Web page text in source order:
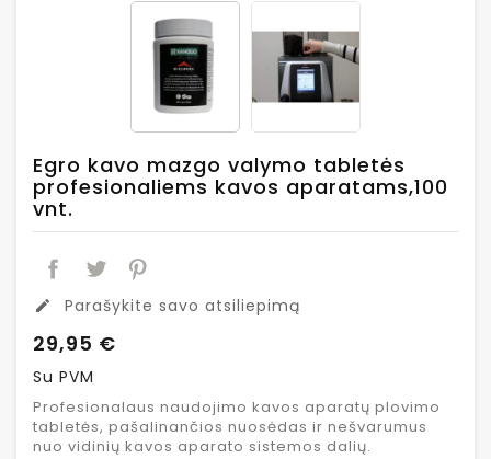
Egro kavo mazgo valymo tabletės
profesionaliems kavos aparatams,100
vnt.
edit Parašykite savo atsiliepimą
29,95 €
Su PVM
Profesionalaus naudojimo kavos aparatų plovimo
tabletės, pašalinančios nuosėdas ir nešvarumus
nuo vidinių kavos aparato sistemos dalių.